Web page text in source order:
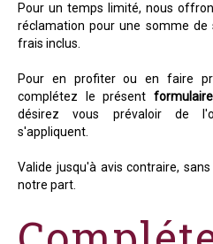
Pour un temps limité, nous
réclamation pour une somme de
frais inclus.
Pour en profiter ou en faire
complétez le présentformulaire
désirez vous prévaloir de
s'appliquent.
Valide jusqu'à avis contraire,
notre part.